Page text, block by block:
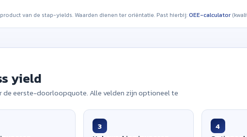
product van de stap-yields. Waarden dienen ter oriëntatie. Past hierbij:OEE-calculator
yield
de eerste-doorloopquote. Alle velden zijn optioneel te
3
4